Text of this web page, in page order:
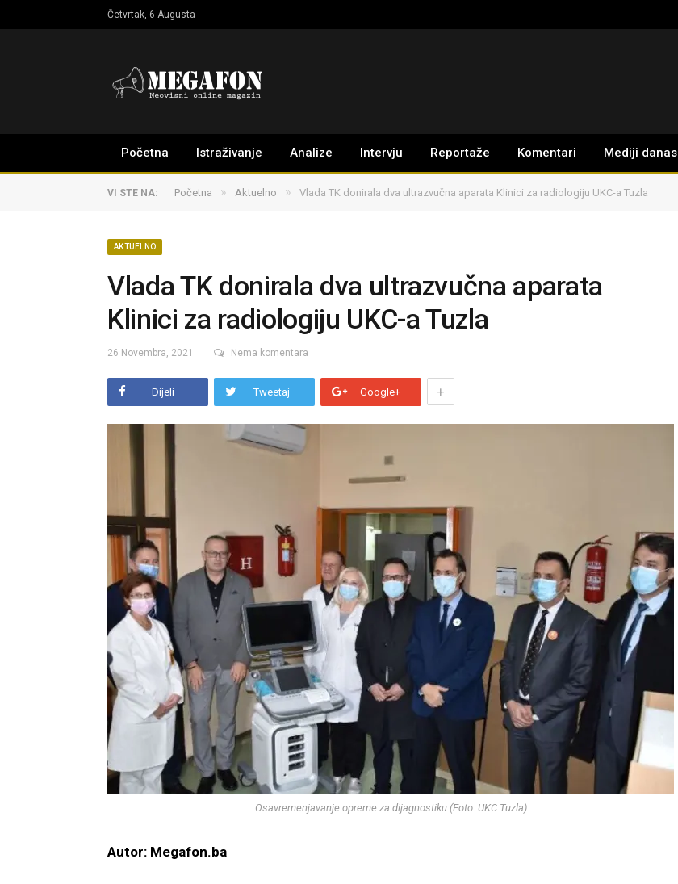
Četvrtak, 6 Augusta
Početna Istraživanje Analize Intervju Reportaže Komentari Mediji danas
VI STE NA: Početna » Aktuelno » Vlada TK donirala dva ultrazvučna aparata Klinici za radiologiju UKC-a Tuzla
AKTUELNO
Vlada TK donirala dva ultrazvučna aparata
Klinici za radiologiju UKC-a Tuzla
26 Novembra, 2021 Nema komentara
Dijeli Tweetaj Google+ +
Osavremenjavanje opreme za dijagnostiku (Foto: UKC Tuzla)
Autor: Megafon.ba